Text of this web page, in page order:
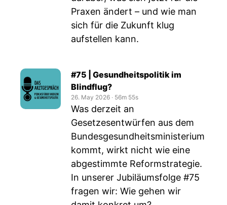
Praxen ändert – und wie man
sich für die Zukunft klug
aufstellen kann.
#75 | Gesundheitspolitik im
Blindflug?
26. May 2026 ‧ 56m 55s
Was derzeit an
Gesetzesentwürfen aus dem
Bundesgesundheitsministerium
kommt, wirkt nicht wie eine
abgestimmte Reformstrategie.
In unserer Jubiläumsfolge #75
fragen wir: Wie gehen wir